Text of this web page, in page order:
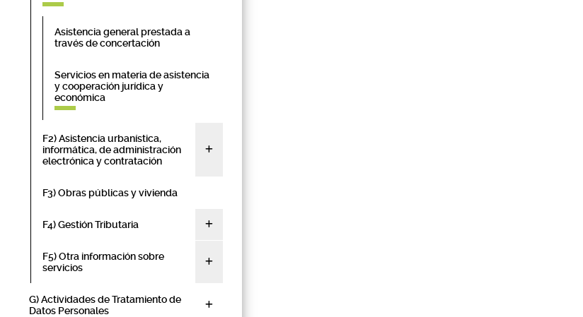
Asistencia general prestada a
través de concertación
Servicios en materia de asistencia
y cooperación jurídica y
económica
F2) Asistencia urbanística,
informática, de administración
electrónica y contratación
F3) Obras públicas y vivienda
F4) Gestión Tributaria
F5) Otra información sobre
servicios
G) Actividades de Tratamiento de
Datos Personales